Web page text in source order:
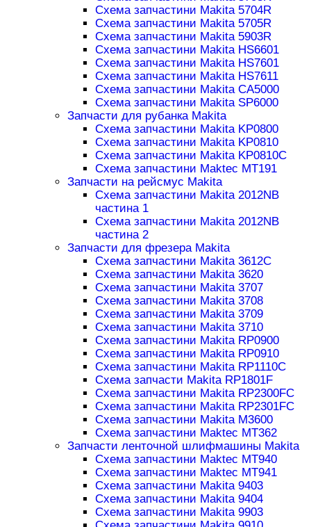
Схема запчастини Makita 5704R
Схема запчастини Makita 5705R
Схема запчастини Makita 5903R
Схема запчастини Makita HS6601
Схема запчастини Makita HS7601
Схема запчастини Makita HS7611
Схема запчастини Makita CA5000
Схема запчастини Makita SP6000
Запчасти для рубанка Makita
Схема запчастини Makita KP0800
Схема запчастини Makita KP0810
Схема запчастини Makita KP0810C
Схема запчастини Maktec MT191
Запчасти на рейсмус Makita
Схема запчастини Makita 2012NB
частина 1
Схема запчастини Makita 2012NB
частина 2
Запчасти для фрезера Makita
Схема запчастини Makita 3612C
Схема запчастини Makita 3620
Схема запчастини Makita 3707
Схема запчастини Makita 3708
Схема запчастини Makita 3709
Схема запчастини Makita 3710
Схема запчастини Makita RP0900
Схема запчастини Makita RP0910
Схема запчастини Makita RP1110C
Схема запчасти Makita RP1801F
Схема запчастини Makita RP2300FC
Схема запчастини Makita RP2301FC
Схема запчастини Makita M3600
Схема запчастини Maktec MT362
Запчасти ленточной шлифмашины Makita
Схема запчастини Maktec MT940
Схема запчастини Maktec MT941
Схема запчастини Makita 9403
Схема запчастини Makita 9404
Схема запчастини Makita 9903